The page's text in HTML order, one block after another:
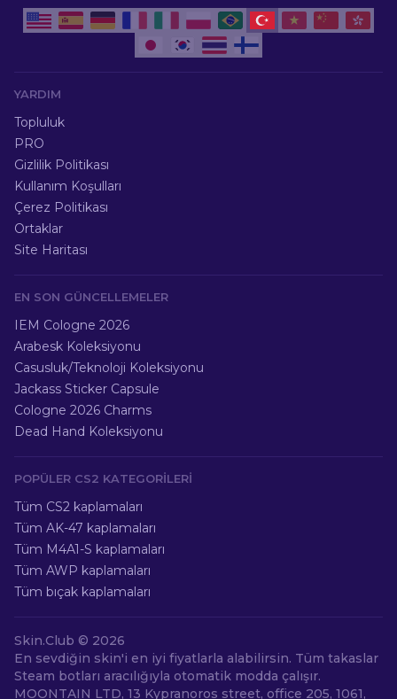
YARDIM
Topluluk
PRO
Gizlilik Politikası
Kullanım Koşulları
Çerez Politikası
Ortaklar
Site Haritası
EN SON GÜNCELLEMELER
IEM Cologne 2026
Arabesk Koleksiyonu
Casusluk/Teknoloji Koleksiyonu
Jackass Sticker Capsule
Cologne 2026 Charms
Dead Hand Koleksiyonu
POPÜLER CS2 KATEGORILERI
Tüm CS2 kaplamaları
Tüm AK-47 kaplamaları
Tüm M4A1-S kaplamaları
Tüm AWP kaplamaları
Tüm bıçak kaplamaları
Skin.Club © 2026
En sevdiğin skin'i en iyi fiyatlarla alabilirsin. Tüm takaslar
Steam botları aracılığıyla otomatik modda çalışır.
MOONTAIN LTD, 13 Kypranoros street, office 205, 1061,